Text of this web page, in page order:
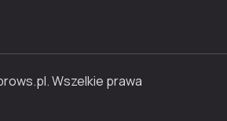
Wszelkie prawa